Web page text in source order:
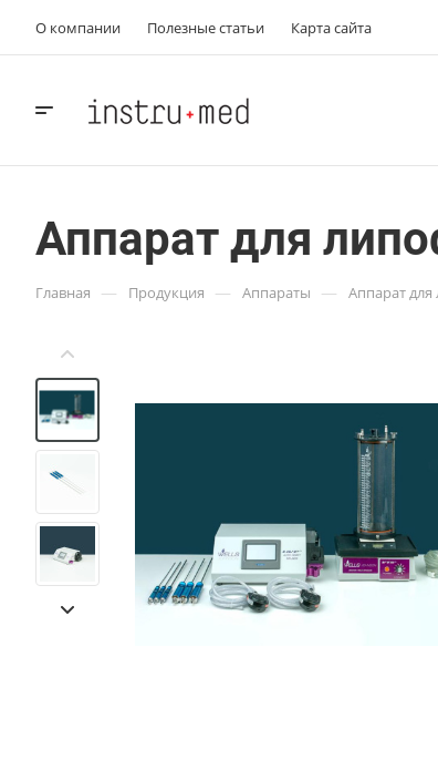
О компании Полезные статьи Карта сайта
Аппарат для
Главная — Продукция — Аппараты — Аппарат для